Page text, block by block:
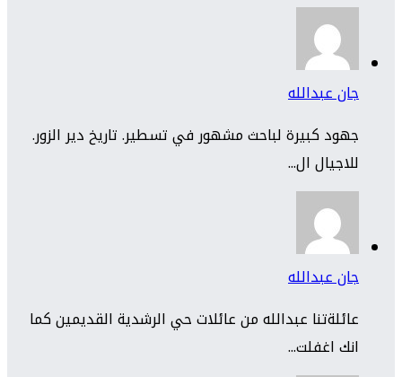
جان عبدالله
جهود كبيرة لباحث مشهور في تسطير. تاريخ دير الزور.
للاجيال ال...
جان عبدالله
عائلةتنا عبدالله من عائلات حي الرشدية القديمين كما
انك اغفلت...